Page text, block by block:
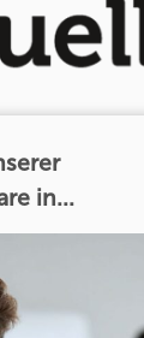
in...